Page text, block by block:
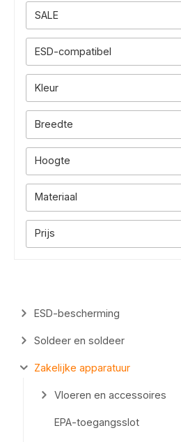
SALE
ESD-compatibel
Kleur
Breedte
Hoogte
Materiaal
Prijs
ESD-bescherming
Soldeer en soldeer
Zakelijke apparatuur
Vloeren en accessoires
EPA-toegangsslot